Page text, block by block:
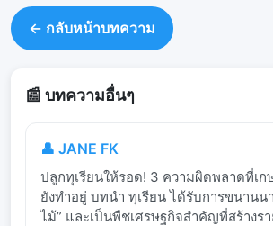
← กลับหน้าบทความ
📰 บทความอื่นๆ
👤 JANE FK
ปลูกทุเรียนให้รอด! 3 ความผิดพลาดที่เ
ยังทำอยู่ บทนำ ทุเรียน ได้รับการขนานน
ไม้” และเป็นพืชเศรษฐกิจสำคัญที่สร้างร